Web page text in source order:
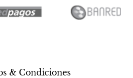
& Condiciones